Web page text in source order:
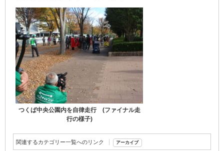
つくば中央公園内を自律走行 (ファイナル走
行の様子)
関連するカテゴリー一覧へのリンク アーカイブ